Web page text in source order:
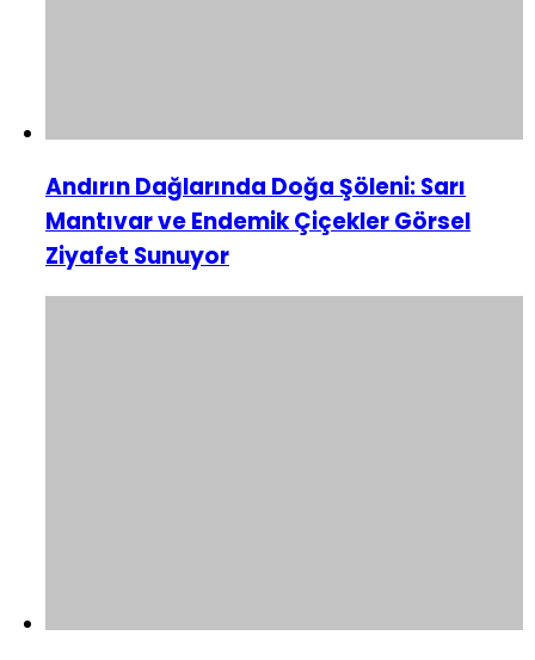
Andırın Dağlarında Doğa Şöleni: Sarı
Mantıvar ve Endemik Çiçekler Görsel
Ziyafet Sunuyor